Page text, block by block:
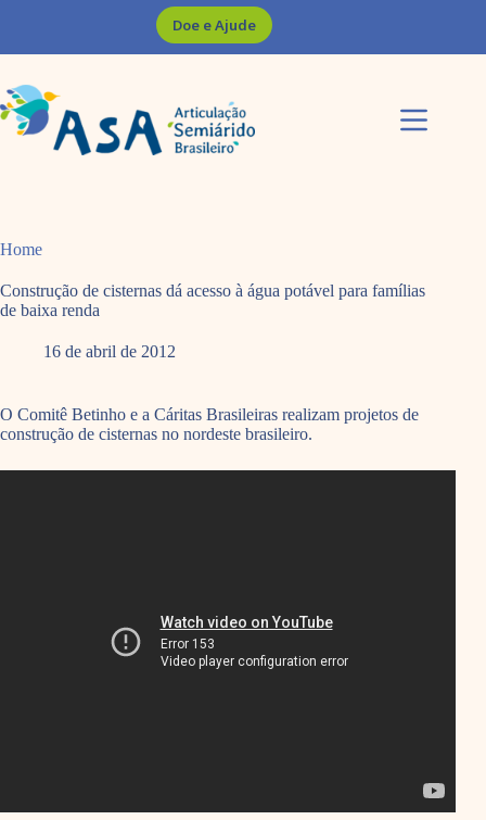
Doe e Ajude
Home
Construção de cisternas dá acesso à água potável para famílias
de baixa renda
16 de abril de 2012
O Comitê Betinho e a Cáritas Brasileiras realizam projetos de
construção de cisternas no nordeste brasileiro.